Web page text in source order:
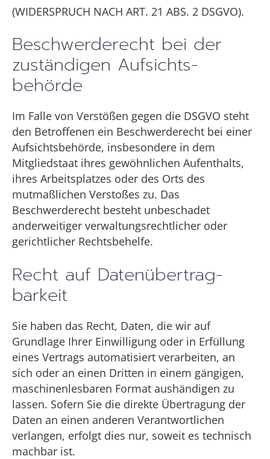
(WIDERSPRUCH NACH ART. 21 ABS. 2 DSGVO).
Beschwerde­recht bei der
zuständigen Aufsichts­
behörde
Im Falle von Verstößen gegen die DSGVO steht
den Betroffenen ein Beschwerderecht bei einer
Aufsichtsbehörde, insbesondere in dem
Mitgliedstaat ihres gewöhnlichen Aufenthalts,
ihres Arbeitsplatzes oder des Orts des
mutmaßlichen Verstoßes zu. Das
Beschwerderecht besteht unbeschadet
anderweitiger verwaltungsrechtlicher oder
gerichtlicher Rechtsbehelfe.
Recht auf Daten­übertrag­
barkeit
Sie haben das Recht, Daten, die wir auf
Grundlage Ihrer Einwilligung oder in Erfüllung
eines Vertrags automatisiert verarbeiten, an
sich oder an einen Dritten in einem gängigen,
maschinenlesbaren Format aushändigen zu
lassen. Sofern Sie die direkte Übertragung der
Daten an einen anderen Verantwortlichen
verlangen, erfolgt dies nur, soweit es technisch
machbar ist.